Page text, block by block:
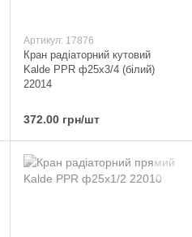
Артикул: 17876
Кран радіаторний кутовий
Kalde PPR ф25x3/4 (білий)
22014
372.00 грн/шт